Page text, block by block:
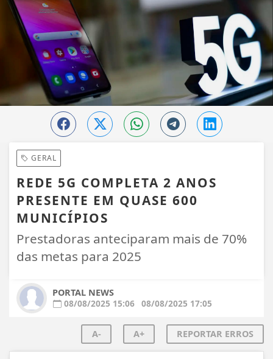
GERAL
REDE 5G COMPLETA 2 ANOS
PRESENTE EM QUASE 600
MUNICÍPIOS
Prestadoras anteciparam mais de 70%
das metas para 2025
PORTAL NEWS
08/08/2025 15:06 08/08/2025 17:05
A- A+ REPORTAR ERROS